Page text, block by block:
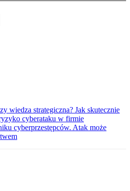
wiedza strategiczna? Jak skutecznie
cyberataku w firmie
cyberprzestępców. Atak może